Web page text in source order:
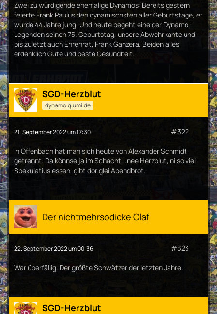
Zwei zu würdigende ehemalige Dynamos: Bereits gestern
feierte Frank Paulus den dynamischsten aller Geburtstage, er
wurde 44 Jahre jung. Und heute begeht eine der Dynamo-
Legenden seinen 75. Geburtstag, unsere Abwehrkante und
bis zuletzt auch Ehrenrat, Frank Ganzera. Beiden alles
erdenklich Gute und beste Gesundheit.
SGD-Herzblut
dynamo.qiumi.de
21. September 2022 um 17:30 #322
In Offenbach hat man sich heute von Alexander Schmidt
getrennt. Da könnse ja im Schacht...nee Herzblut, ni so viel
Spekulatius essen, gibt dor glei Abendbrot.
Der nichtmehrsodicke Olaf
22. September 2022 um 00:36 #323
War überfällig. Der größte Schwätzer der letzten Jahre.
SGD-Herzblut